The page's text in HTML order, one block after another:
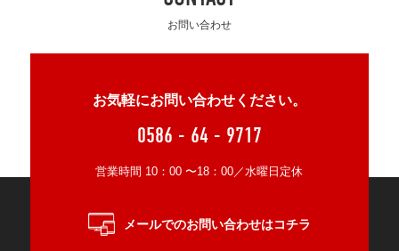
お問い合わせ
お気軽にお問い合わせください。
0586 - 64 - 9717
営業時間 10：00 〜18：00／水曜日定休
メールでのお問い合わせはコチラ